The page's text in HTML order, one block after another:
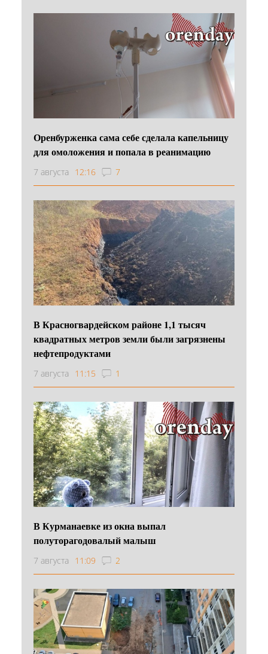
Оренбурженка сама себе сделала капельницу
для омоложения и попала в реанимацию
7 августа 12:16 7
В Красногвардейском районе 1,1 тысяч
квадратных метров земли были загрязнены
нефтепродуктами
7 августа 11:15 1
В Курманаевке из окна выпал
полуторагодовалый малыш
7 августа 11:09 2